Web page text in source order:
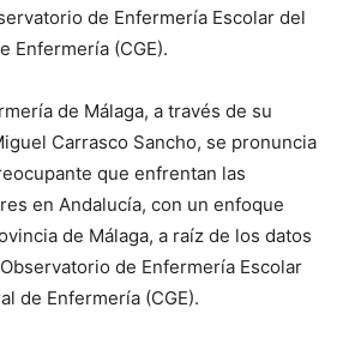
de Enfermería Escolar del
Enfermería (CGE).
de Málaga, a través de su
Carrasco Sancho, se pronuncia
que enfrentan las
en Andalucía, con un enfoque
de Málaga, a raíz de los datos
de Enfermería Escolar
de Enfermería (CGE).